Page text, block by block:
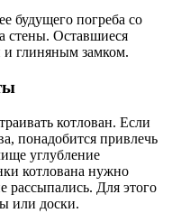
будущего погреба со
стены. Оставшиеся
и глиняным замком.
котлован. Если
понадобится привлечь
углубление
котлована нужно
рассыпались. Для этого
или доски.